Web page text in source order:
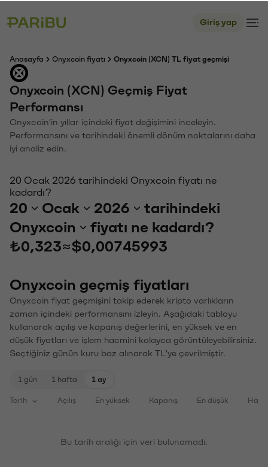
Giriş yap
Anasayfa Onyxcoin fiyatı Onyxcoin (XCN) TL fiyat geçmişi
Onyxcoin (XCN) Geçmiş Fiyat
Performansı
Onyxcoin'in yıllar içindeki fiyat değişimini inceleyin.
Performansını ve tarihindeki önemli dönüm noktalarını daha
iyi analiz edin.
20 Ocak 2026 tarihindeki Onyxcoin fiyatı ne
kadardı?
20 Ocak 2026
tarihindeki
Onyxcoin
fiyatı ne kadardı?
₺0,323≈$0,00745993
Onyxcoin geçmiş fiyatları
Onyxcoin fiyat geçmişini takip ederek kripto varlıkların
zaman içindeki performansını izleyin. Aşağıdaki tabloyu
kullanarak açılış ve kapanış değerlerini, en yüksek ve en
düşük fiyatları ve işlem hacmini kolayca görüntüleyebilirsiniz.
Seçtiğiniz günün kuru baz alınarak TL'ye çevrilmiştir.
1 gün 1 hafta 1 ay
Tarih Açılış En yüksek Kapanış En düşük
Bu tarih aralığı için veri bulunamadı.